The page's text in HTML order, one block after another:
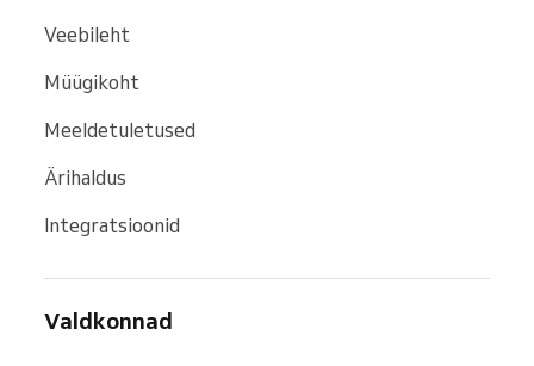
Veebileht
Müügikoht
Meeldetuletused
Ärihaldus
Integratsioonid
Valdkonnad